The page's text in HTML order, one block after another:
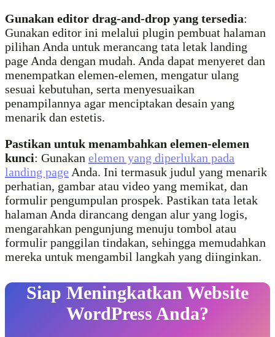
Gunakan editor drag-and-drop yang tersedia:
Gunakan editor ini melalui plugin pembuat halaman
pilihan Anda untuk merancang tata letak landing
page Anda dengan mudah. Anda dapat menyeret dan
menempatkan elemen-elemen, mengatur ulang
sesuai kebutuhan, serta menyesuaikan
penampilannya agar menciptakan desain yang
menarik dan estetis.
Pastikan untuk menambahkan elemen-elemen
kunci: Gunakan elemen yang diperlukan pada
landing page Anda. Ini termasuk judul yang menarik
perhatian, gambar atau video yang memikat, dan
formulir pengumpulan prospek. Pastikan tata letak
halaman Anda dirancang dengan alur yang logis,
mengarahkan pengunjung menuju tombol atau
formulir panggilan tindakan, sehingga memudahkan
mereka untuk mengambil langkah yang diinginkan.
Siap Meningkatkan Website
WordPress Anda?